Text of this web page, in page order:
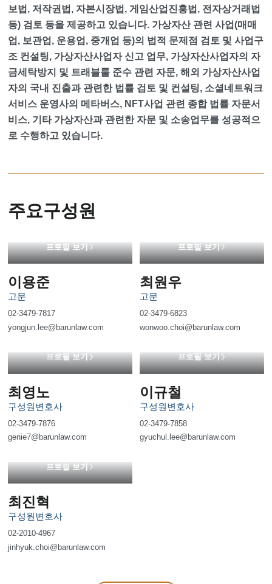
보법, 저작권법, 자본시장법, 게임산업진흥법, 전자상거래법
등) 검토 등을 제공하고 있습니다. 가상자산 관련 사업(매매
업, 보관업, 운용업, 중개업 등)의 법적 문제점 검토 및 사업구
조 컨설팅, 가상자산사업자 신고 업무, 가상자산사업자의 자
금세탁방지 및 트래블룰 준수 관련 자문, 해외 가상자산사업
자의 국내 진출과 관련한 법률 검토 및 컨설팅, 소셜네트워크
서비스 운영사의 메타버스, NFT사업 관련 종합 법률 자문서
비스, 기타 가상자산과 관련한 자문 및 소송업무를 성공적으
로 수행하고 있습니다.
주요구성원
프로필 보기
이용준
고문
02-3479-7817
yongjun.lee@barunlaw.com
프로필 보기
최원우
고문
02-3479-6823
wonwoo.choi@barunlaw.com
프로필 보기
최영노
구성원변호사
02-3479-7876
genie7@barunlaw.com
프로필 보기
이규철
구성원변호사
02-3479-7858
gyuchul.lee@barunlaw.com
프로필 보기
최진혁
구성원변호사
02-2010-4967
jinhyuk.choi@barunlaw.com